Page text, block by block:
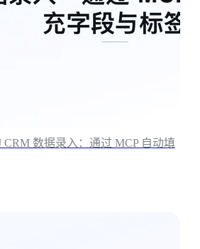
CRM 数据录入：通过 MCP 自动填